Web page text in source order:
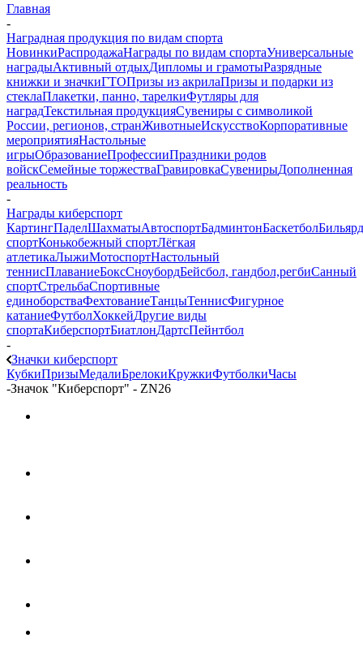
Главная
-
Наградная продукция по видам спорта
НовинкиРаспродажаНаграды по видам спортаУниверсальные
наградыАктивный отдыхДипломы и грамотыРазрядные
книжки и значкиГТОПризы из акрилаПризы и подарки из
стеклаПлакетки, панно, тарелкиФутляры для
наградТекстильная продукцияСувениры с символикой
России, регионов, странЖивотныеИскусствоКорпоративные
мероприятияНастольные
игрыОбразованиеПрофессииПраздники родов
войскСемейные торжестваГравировкаСувенирыДополненная
реальность
-
Награды киберспорт
КартингПаделШахматыАвтоспортБадминтонБаскетболБильярд
спортКонькобежный спортЛёгкая
атлетикаЛыжиМотоспортНастольный
теннисПлаваниеБоксСноубордБейсбол, гандбол,регбиСанный
спортСтрельбаСпортивные
единоборстваФехтованиеТанцыТеннисФигурное
катаниеФутболХоккейДругие виды
спортаКиберспортБиатлонДартсПейнтбол
-
Значки киберспорт
КубкиПризыМедалиБрелокиКружкиФутболкиЧасы
-Значок "Киберспорт" - ZN26